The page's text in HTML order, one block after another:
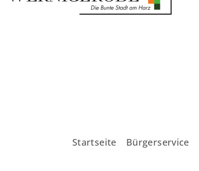
Startseite Bürgerservice